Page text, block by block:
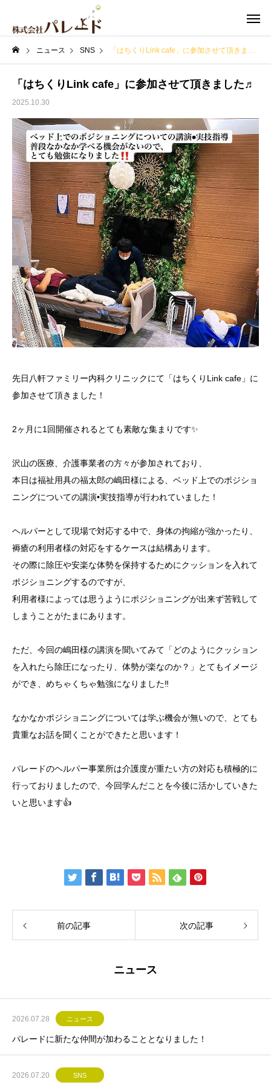
ニュース SNS 「はちくりLink cafe」に参加させて頂きました♬
「はちくりLink cafe」に参加させて頂きました♬
2025.10.30
先日八軒ファミリー内科クリニックにて「はちくりLink cafe」に
参加させて頂きました！
2ヶ月に1回開催されるとても素敵な集まりです✨
沢山の医療、介護事業者の方々が参加されており、
本日は福祉用具の福太郎の嶋田様による、ベッド上でのポジショ
ニングについての講演•実技指導が行われていました！
ヘルパーとして現場で対応する中で、身体の拘縮が強かったり、
褥瘡の利用者様の対応をするケースは結構あります。
その際に除圧や安楽な体勢を保持するためにクッションを入れて
ポジショニングするのですが、
利用者様によっては思うようにポジショニングが出来ず苦戦して
しまうことがたまにあります。
ただ、今回の嶋田様の講演を聞いてみて「どのようにクッション
を入れたら除圧になったり、体勢が楽なのか？」とてもイメージ
ができ、めちゃくちゃ勉強になりました‼️
なかなかポジショニングについては学ぶ機会が無いので、とても
貴重なお話を聞くことができたと思います！
パレードのヘルパー事業所は介護度が重たい方の対応も積極的に
行っておりましたので、今回学んだことを今後に活かしていきた
いと思います👍
前の記事 次の記事
ニュース
2026.07.28 ニュース
パレードに新たな仲間が加わることとなりました！
2026.07.20 SNS